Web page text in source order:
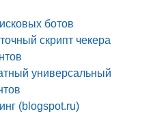
ботов
скрипт чекера
универсальный
(blogspot.ru)